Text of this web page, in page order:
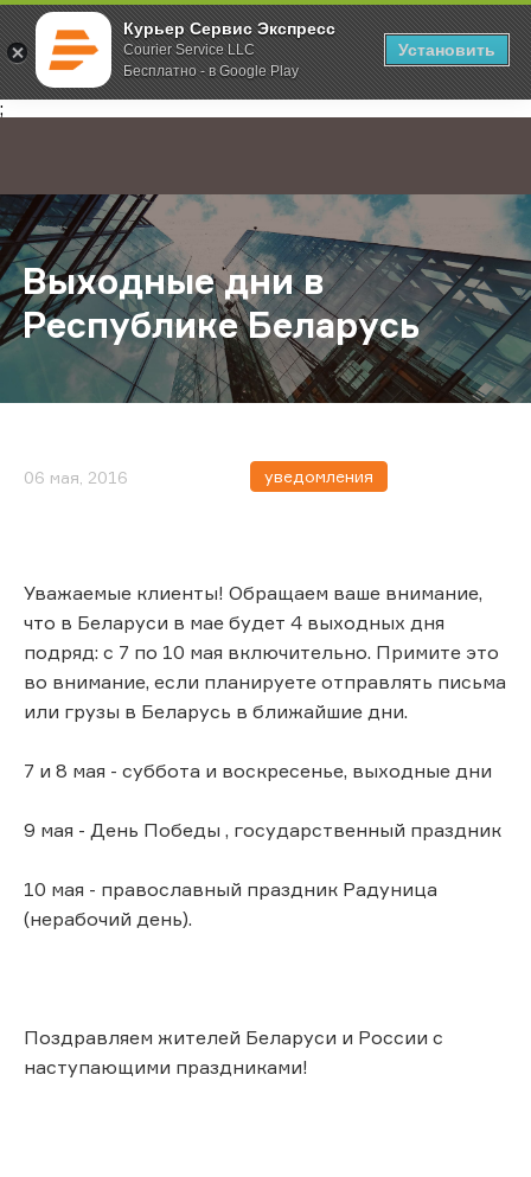
Курьер Сервис Экспресс
Courier Service LLC
Бесплатно - в Google Play
Установить
;
Главная О компании Новости Выходные дни в Республике
Выходные дни в
Республике Беларусь
06 мая, 2016 уведомления
Уважаемые клиенты! Обращаем ваше внимание,
что в Беларуси в мае будет 4 выходных дня
подряд: с 7 по 10 мая включительно. Примите это
во внимание, если планируете отправлять письма
или грузы ​в Беларусь в ближайшие дни.
7 и 8 мая - суббота и воскресенье, выходные дни
9 мая - День Победы , государственный праздник
10 мая - православный праздник Радуница
(нерабочий день).
Поздравляем жителей Беларуси ​и России с
наступающими праздниками!